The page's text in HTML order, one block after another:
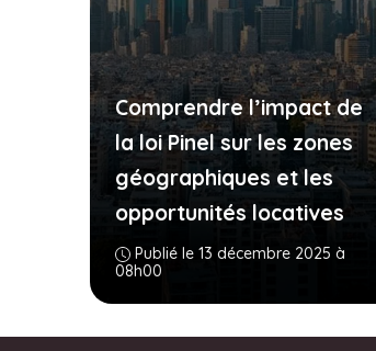
Comprendre l’impact de
la loi Pinel sur les zones
géographiques et les
opportunités locatives
Publié le 13 décembre 2025 à
08h00